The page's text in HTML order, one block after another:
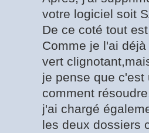
votre logiciel soit
De ce coté tout
Comme je l'ai
vert
je pense que
comment
j'ai chargé
les deux dossiers